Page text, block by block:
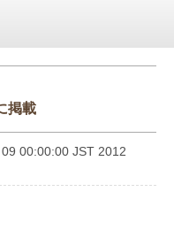
掲載
00:00:00 JST 2012